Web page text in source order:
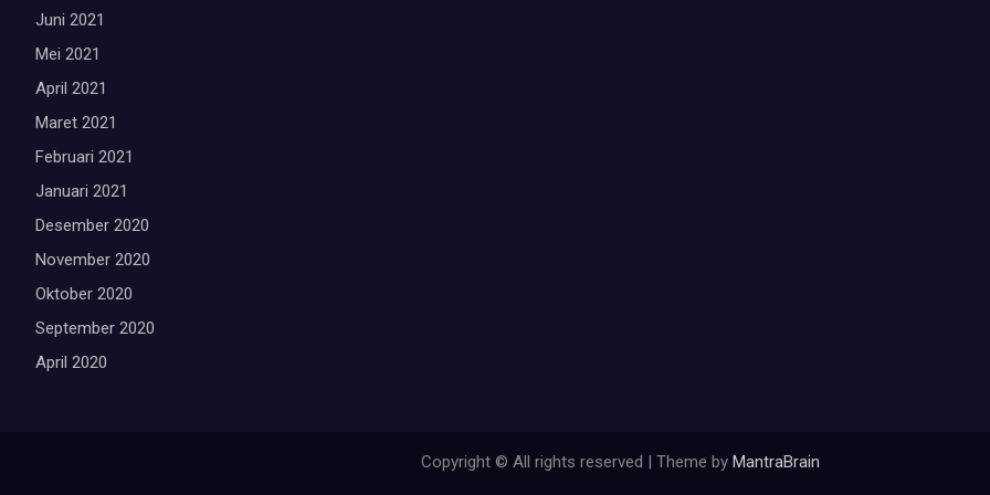
Juni 2021
Mei 2021
April 2021
Maret 2021
Februari 2021
Januari 2021
Desember 2020
November 2020
Oktober 2020
September 2020
April 2020
Copyright © All rights reserved | Theme by MantraBrain